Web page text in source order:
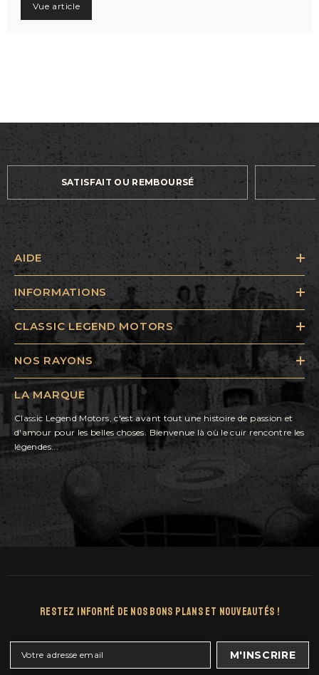
Vue article
SATISFAIT OU REMBOURSÉ
AIDE
INFORMATIONS
CLASSIC LEGEND MOTORS
NOS RAYONS
LA MARQUE
Classic Legend Motors, c'est avant tout une histoire de passion et
d'amour pour les belles choses. Bienvenue là où le cuir rencontre les
légendes...
Restez Informé De Nos Bons Plans Et Nouveautés !
M'INSCRIRE